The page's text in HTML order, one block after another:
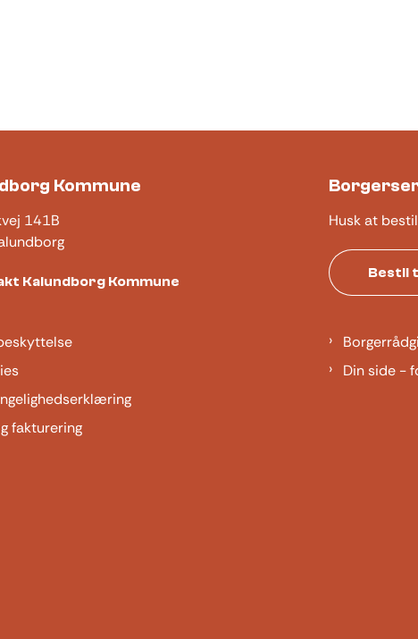
Kommune
141B
Kalundborg Kommune
Husk at
Bestil
fakturering
Din side -